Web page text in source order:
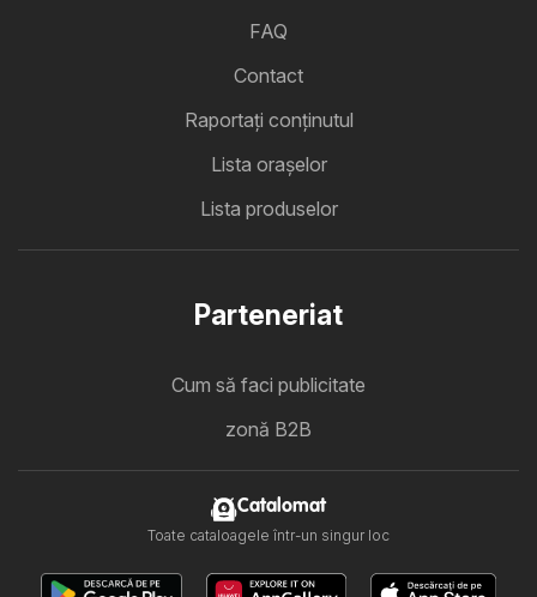
FAQ
Contact
Raportați conținutul
Lista oraşelor
Lista produselor
Parteneriat
Cum să faci publicitate
zonă B2B
Catalomat
Toate cataloagele într-un singur loc